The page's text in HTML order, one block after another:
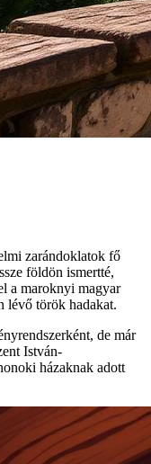
zarándoklatok fő
földön ismertté,
a maroknyi magyar
lévő török hadakat.
de már
István-
házaknak adott